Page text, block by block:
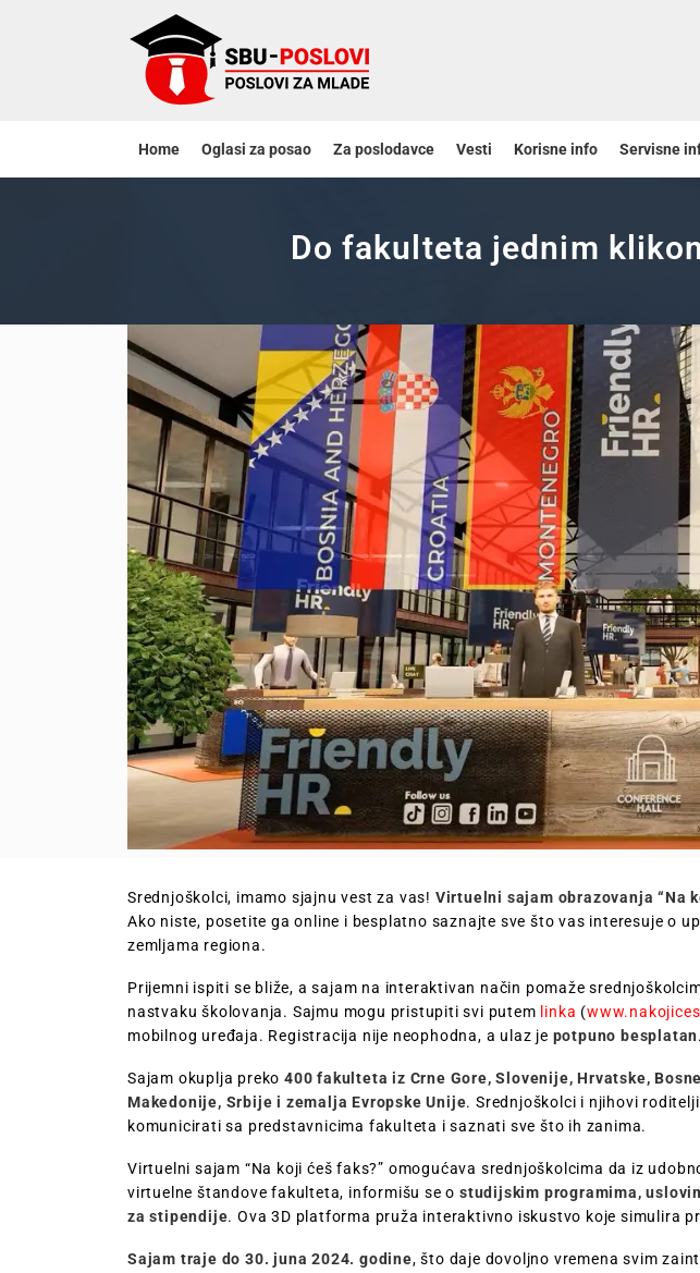
Home Oglasi za posao Za poslodavce Vesti Korisne info Servisne
Do fakulteta jednim
Srednjoškolci, imamo sjajnu vest za vas! Virtuelni sajam obrazovanja “Na
Ako niste, posetite ga online i besplatno saznajte sve što vas interesuje o
zemljama regiona.
Prijemni ispiti se bliže, a sajam na interaktivan način pomaže
nastvaku školovanja. Sajmu mogu pristupiti svi putem linka (
mobilnog uređaja. Registracija nije neophodna, a ulaz je potpuno besplatan.
Sajam okuplja preko 400 fakulteta iz Crne Gore, Slovenije, Hrvatske,
Makedonije, Srbije i zemalja Evropske Unije. Srednjoškolci i njihovi
komunicirati sa predstavnicima fakulteta i saznati sve što ih zanima.
Virtuelni sajam “Na koji ćeš faks?” omogućava srednjoškolcima da iz
virtuelne štandove fakulteta, informišu se o studijskim programima,
za stipendije. Ova 3D platforma pruža interaktivno iskustvo koje simulira
Sajam traje do 30. juna 2024. godine, što daje dovoljno vremena svim